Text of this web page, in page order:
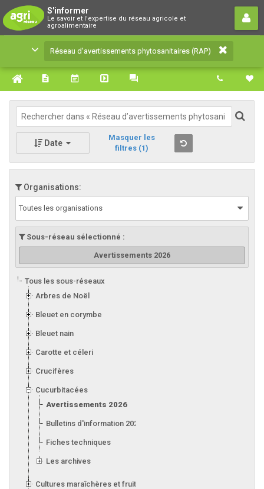
S'informer
Le savoir et l'expertise du réseau agricole et
agroalimentaire
Réseau d’avertissements
phytosanitaires (RAP)
Le savoir et l'expertise du réseau agricole et
agroalimentaire
Réseau d’avertissements phytosanitaires (RAP)
Date
Masquer les
filtres (1)
Organisations:
Toutes les organisations
Sous-réseau sélectionné :
Avertissements 2026
Tous les sous-réseaux
Arbres de Noël
Bleuet en corymbe
Bleuet nain
Carotte et céleri
Crucifères
Cucurbitacées
Avertissements 2026
Bulletins d'information 2026
Fiches techniques
Les archives
Cultures maraîchères et fruitières en serre